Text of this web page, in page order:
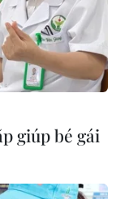
giúp bé gái